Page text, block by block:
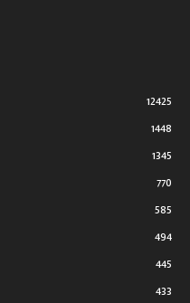
12425
1448
1345
770
585
494
445
433